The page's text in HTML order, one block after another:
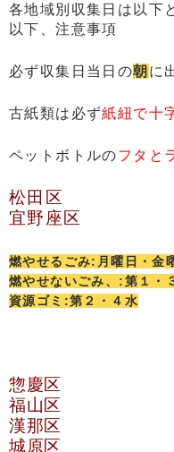
各地域別収集日は以下
以下、注意事項
必ず収集日当日の朝 に
古紙類は必ず紙紐で十
ペットボトルのフタと
松田区
宜野座区
燃やせるごみ:月曜日・金
燃やせないごみ、:第１・
資源ゴミ:第２・４水
惣慶区
福山区
漢那区
城原区